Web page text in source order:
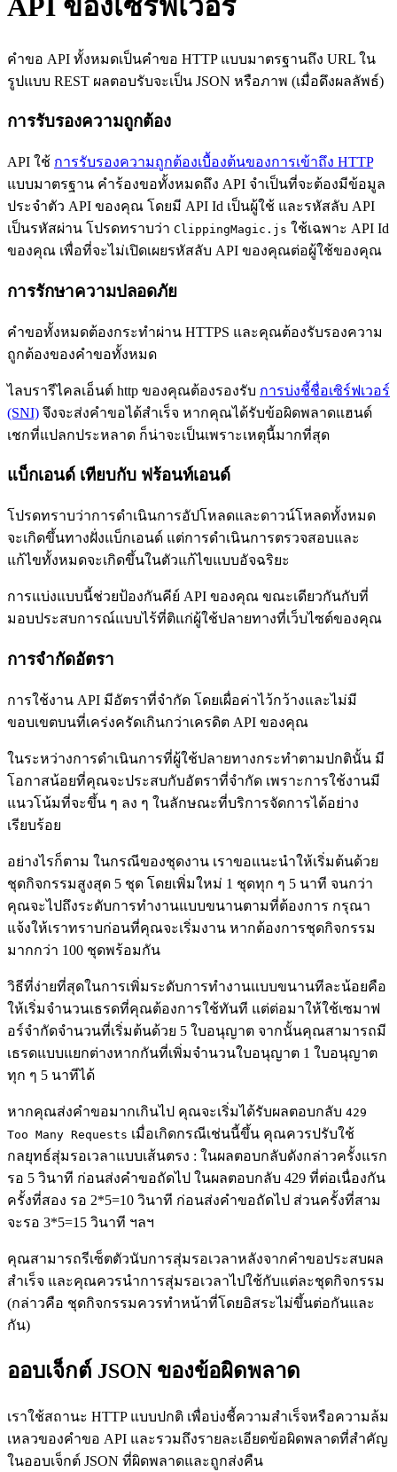
API ของเซิร์ฟเวอร์
คำขอ API ทั้งหมดเป็นคำขอ HTTP แบบมาตรฐานถึง URL ใน
รูปแบบ REST ผลตอบรับจะเป็น JSON หรือภาพ (เมื่อดึงผลลัพธ์)
การรับรองความถูกต้อง
API ใช้ การรับรองความถูกต้องเบื้องต้นของการเข้าถึง HTTP
แบบมาตรฐาน คำร้องขอทั้งหมดถึง API จำเป็นที่จะต้องมีข้อมูล
ประจำตัว API ของคุณ โดยมี API Id เป็นผู้ใช้ และรหัสลับ API
เป็นรหัสผ่าน โปรดทราบว่า ClippingMagic.js ใช้เฉพาะ API Id
ของคุณ เพื่อที่จะไม่เปิดเผยรหัสลับ API ของคุณต่อผู้ใช้ของคุณ
การรักษาความปลอดภัย
คำขอทั้งหมดต้องกระทำผ่าน HTTPS และคุณต้องรับรองความ
ถูกต้องของคำขอทั้งหมด
ไลบรารีไคลเอ็นต์ http ของคุณต้องรองรับ การบ่งชี้ชื่อเซิร์ฟเวอร์
(SNI) จึงจะส่งคำขอได้สำเร็จ หากคุณได้รับข้อผิดพลาดแฮนด์
เชกที่แปลกประหลาด ก็น่าจะเป็นเพราะเหตุนี้มากที่สุด
แบ็กเอนด์ เทียบกับ ฟร้อนท์เอนด์
โปรดทราบว่าการดำเนินการอัปโหลดและดาวน์โหลดทั้งหมด
จะเกิดขึ้นทางฝั่งแบ็กเอนด์ แต่การดำเนินการตรวจสอบและ
แก้ไขทั้งหมดจะเกิดขึ้นในตัวแก้ไขแบบอัจฉริยะ
การแบ่งแบบนี้ช่วยป้องกันคีย์ API ของคุณ ขณะเดียวกันกับที่
มอบประสบการณ์แบบไร้ที่ติแก่ผู้ใช้ปลายทางที่เว็บไซต์ของคุณ
การจำกัดอัตรา
การใช้งาน API มีอัตราที่จำกัด โดยเผื่อค่าไว้กว้างและไม่มี
ขอบเขตบนที่เคร่งครัดเกินกว่าเครดิต API ของคุณ
ในระหว่างการดำเนินการที่ผู้ใช้ปลายทางกระทำตามปกตินั้น มี
โอกาสน้อยที่คุณจะประสบกับอัตราที่จำกัด เพราะการใช้งานมี
แนวโน้มที่จะขึ้น ๆ ลง ๆ ในลักษณะที่บริการจัดการได้อย่าง
เรียบร้อย
อย่างไรก็ตาม ในกรณีของชุดงาน เราขอแนะนำให้เริ่มต้นด้วย
ชุดกิจกรรมสูงสุด 5 ชุด โดยเพิ่มใหม่ 1 ชุดทุก ๆ 5 นาที จนกว่า
คุณจะไปถึงระดับการทำงานแบบขนานตามที่ต้องการ กรุณา
แจ้งให้เราทราบก่อนที่คุณจะเริ่มงาน หากต้องการชุดกิจกรรม
มากกว่า 100 ชุดพร้อมกัน
วิธีที่ง่ายที่สุดในการเพิ่มระดับการทำงานแบบขนานทีละน้อยคือ
ให้เริ่มจำนวนเธรดที่คุณต้องการใช้ทันที แต่ต่อมาให้ใช้เซมาฟ
อร์จำกัดจำนวนที่เริ่มต้นด้วย 5 ใบอนุญาต จากนั้นคุณสามารถมี
เธรดแบบแยกต่างหากกันที่เพิ่มจำนวนใบอนุญาต 1 ใบอนุญาต
ทุก ๆ 5 นาทีได้
หากคุณส่งคำขอมากเกินไป คุณจะเริ่มได้รับผลตอบกลับ 429
Too Many Requests เมื่อเกิดกรณีเช่นนี้ขึ้น คุณควรปรับใช้
กลยุทธ์สุ่มรอเวลาแบบเส้นตรง : ในผลตอบกลับดังกล่าวครั้งแรก
รอ 5 วินาที ก่อนส่งคำขอถัดไป ในผลตอบกลับ 429 ที่ต่อเนื่องกัน
ครั้งที่สอง รอ 2*5=10 วินาที ก่อนส่งคำขอถัดไป ส่วนครั้งที่สาม
จะรอ 3*5=15 วินาที ฯลฯ
คุณสามารถรีเซ็ตตัวนับการสุ่มรอเวลาหลังจากคำขอประสบผล
สำเร็จ และคุณควรนำการสุ่มรอเวลาไปใช้กับแต่ละชุดกิจกรรม
(กล่าวคือ ชุดกิจกรรมควรทำหน้าที่โดยอิสระไม่ขึ้นต่อกันและ
กัน)
ออบเจ็กต์ JSON ของข้อผิดพลาด
เราใช้สถานะ HTTP แบบปกติ เพื่อบ่งชี้ความสำเร็จหรือความล้ม
เหลวของคำขอ API และรวมถึงรายละเอียดข้อผิดพลาดที่สำคัญ
ในออบเจ็กต์ JSON ที่ผิดพลาดและถูกส่งคืน